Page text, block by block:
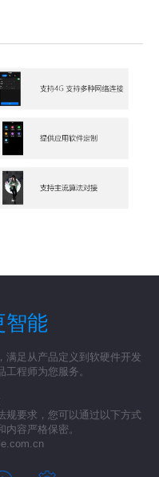
智能
满足从产品定义到软硬件开发
程师为您服务。
规要求，您可以通过以下方式
容严格保密。